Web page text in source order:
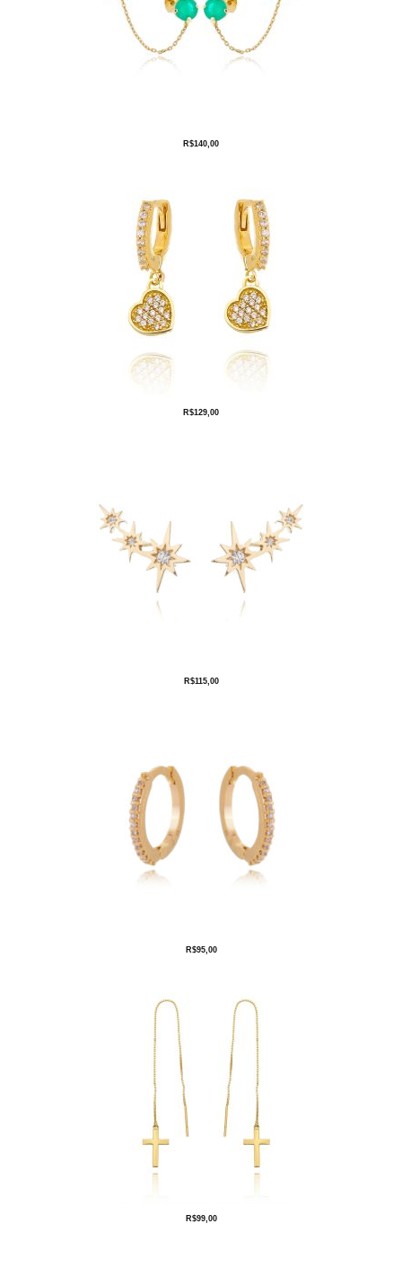
R$140,00
R$129,00
R$115,00
R$95,00
R$99,00